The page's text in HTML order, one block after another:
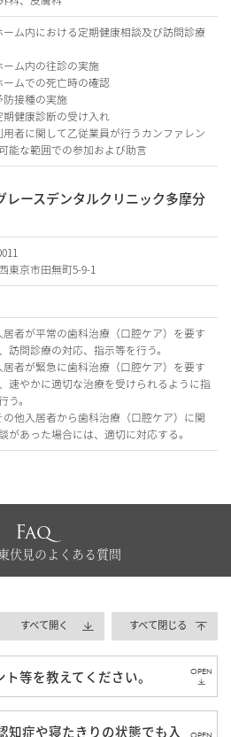
ーム内における定期健康相談及び訪問診療
ーム内の往診の実施
ームでの死亡時の確認
防接種の実施
期健康診断の受け入れ
用者に関して乙従業員が行うカンファレン
能な範囲での参加および助言
ースデンタルクリニック多摩分
東京市田無町5-9-1
居者が平常の歯科治療（口腔ケア）を要す
訪問診療の対応、指示等を行う。
居者が緊急に歯科治療（口腔ケア）を要す
速やかに適切な治療を受けられるように指
う。
の他入居者から歯科治療（口腔ケア）に関
があった場合には、適切に対応する。
Faq
伏見のよくある質問
すべて開く すべて閉じる
等を教えてください。 OPEN
知症や寝たきりの状態でも入